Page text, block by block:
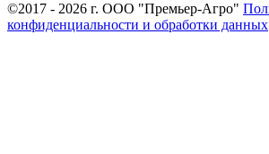
©2017 - 2026 г. ООО "Премьер-Агро"
конфиденциальности и обработки данных